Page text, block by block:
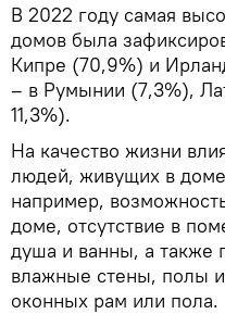
В 2022 году самая
домов была
Кипре (70,9%) и
– в Румынии (7,3%),
11,3%).
На качество жизни
людей, живущих в
например,
доме, отсутствие в
душа и ванны, а также
влажные стены, полы
оконных рам или пола.